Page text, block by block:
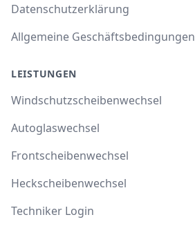
Datenschutzerklärung
Allgemeine Geschäftsbedingungen
LEISTUNGEN
Windschutzscheibenwechsel
Autoglaswechsel
Frontscheibenwechsel
Heckscheibenwechsel
Techniker Login